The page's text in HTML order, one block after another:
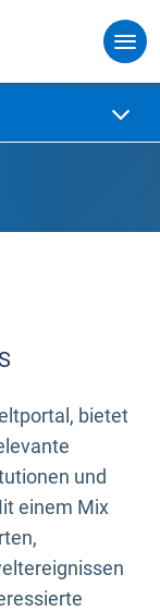
bietet
und
einem Mix